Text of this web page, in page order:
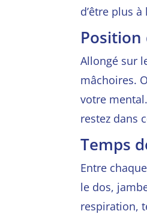
d’être plus
Allongé sur
mâchoires.
votre
restez dans
Temps
Entre
le dos,
respiration,